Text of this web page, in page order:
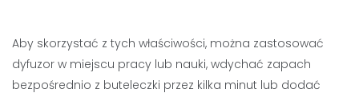
Aby skorzystać z tych właściwości, można zastosować
dyfuzor w miejscu pracy lub nauki, wdychać zapach
bezpośrednio z buteleczki przez kilka minut lub dodać